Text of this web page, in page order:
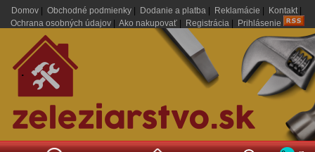
Domov Obchodné podmienky Dodanie a platba Reklamácie Kontakt|
Ochrana osobných údajov
Ako nakupovať Registrácia Prihlásenie
.